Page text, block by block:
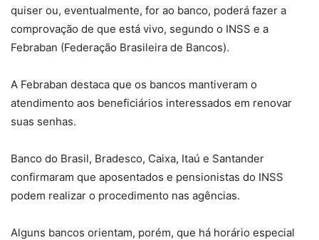
quiser ou, eventualmente, for ao banco, poderá fazer a
comprovação de que está vivo, segundo o INSS e a
Febraban (Federação Brasileira de Bancos).
A Febraban destaca que os bancos mantiveram o
atendimento aos beneficiários interessados em renovar
suas senhas.
Banco do Brasil, Bradesco, Caixa, Itaú e Santander
confirmaram que aposentados e pensionistas do INSS
podem realizar o procedimento nas agências.
Alguns bancos orientam, porém, que há horário especial